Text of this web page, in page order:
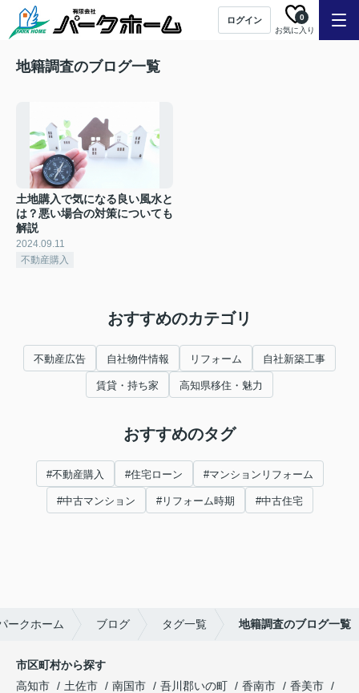
ログイン
お気に入り
0
地籍調査のブログ一覧
土地購入で気になる良い風水と
は？悪い場合の対策についても
解説
2024.09.11
不動産購入
おすすめのカテゴリ
不動産広告 自社物件情報 リフォーム 自社新築工事
賃貸・持ち家 高知県移住・魅力
おすすめのタグ
#不動産購入 #住宅ローン #マンションリフォーム
#中古マンション #リフォーム時期 #中古住宅
ークホーム ブログ タグ一覧 地籍調査のブログ一覧
市区町村から探す
高知市
土佐市 南国市 吾川郡いの町 香南市
香美市